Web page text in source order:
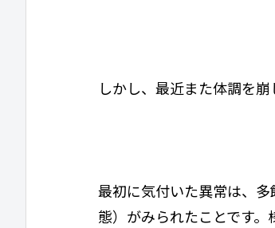
しかし、最近また体調を崩
最初に気付いた異常は、
態）がみられたことです